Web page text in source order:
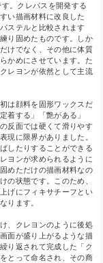
。クレパスを開発する
い描画材料に改良した
ステルと比較されます
り固めたものです。しか
けでなく、その他に体質
かめにさせています。た
レヨンが依然として主流
は顔料を固形ワックスだ
着する」「艶がある」
反面では硬くて滑りやす
現に限界がありました。
したりすることができる
ヨンが求められるように
めただけの描画材料なの
の状態です。このため、
げにフィキサチーフとい
ります。
、クレヨンのように後処
面が盛り上がるような描
り返されて完成した「ク
とって命名され、その商